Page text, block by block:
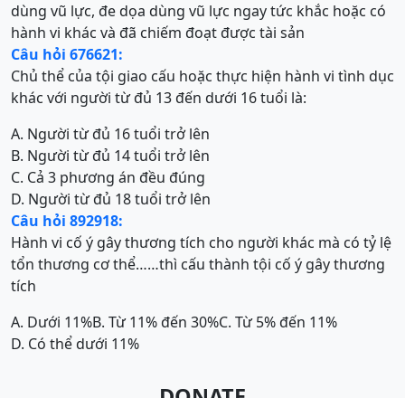
dùng vũ lực, đe dọa dùng vũ lực ngay tức khắc hoặc có
hành vi khác và đã chiếm đoạt được tài sản
Câu hỏi 676621:
Chủ thể của tội giao cấu hoặc thực hiện hành vi tình dục
khác với người từ đủ 13 đến dưới 16 tuổi là:
A. Người từ đủ 16 tuổi trở lên
B. Người từ đủ 14 tuổi trở lên
C. Cả 3 phương án đều đúng
D. Người từ đủ 18 tuổi trở lên
Câu hỏi 892918:
Hành vi cố ý gây thương tích cho người khác mà có tỷ lệ
tổn thương cơ thể……thì cấu thành tội cố ý gây thương
tích
A. Dưới 11%B. Từ 11% đến 30%C. Từ 5% đến 11%
D. Có thể dưới 11%